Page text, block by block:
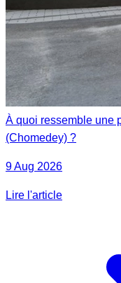
À quoi ressemble une
(Chomedey) ?
9 Aug 2026
Lire l'article